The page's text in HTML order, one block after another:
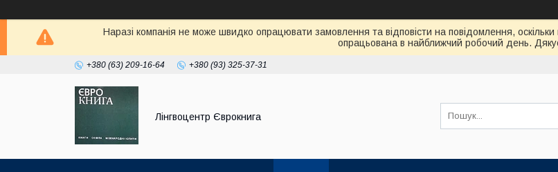
Наразі компанія не може швидко опрацювати замовлення та відповісти на повідомлення,
опрацьована в найближчий робочий день.
+380 (63) 209-16-64 +380 (93) 325-37-31
Лінгвоцентр Єврокнига